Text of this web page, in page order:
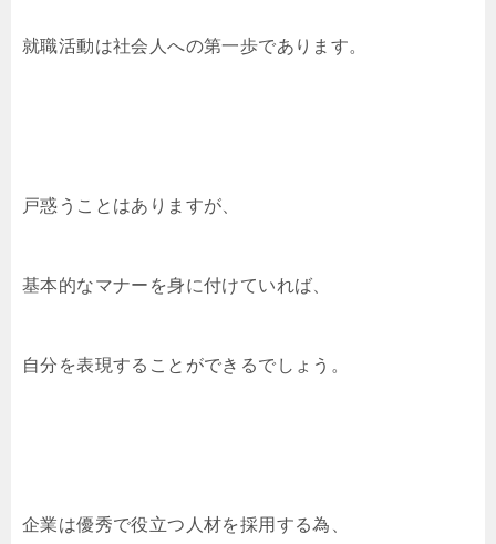
b
a et
Li
就職活動は社会人への第一歩であります。
戸惑うことはありますが、
基本的なマナーを身に付けていれば、
自分を表現することができるでしょう。
企業は優秀で役立つ人材を採用する為、